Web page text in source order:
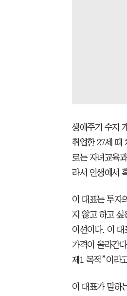
생애주기 수지
취업한 27세 때
로는 자녀교육
라서 인생에서
이 대표는 투자
지 않고 하고 싶
이션이다. 이 대
가격이 올라간
제1 목적”이라
이 대표가 말하